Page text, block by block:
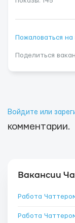
Пожаловаться
Поделиться
Войдите или
комментарии.
Вакансии
Работа
Работа